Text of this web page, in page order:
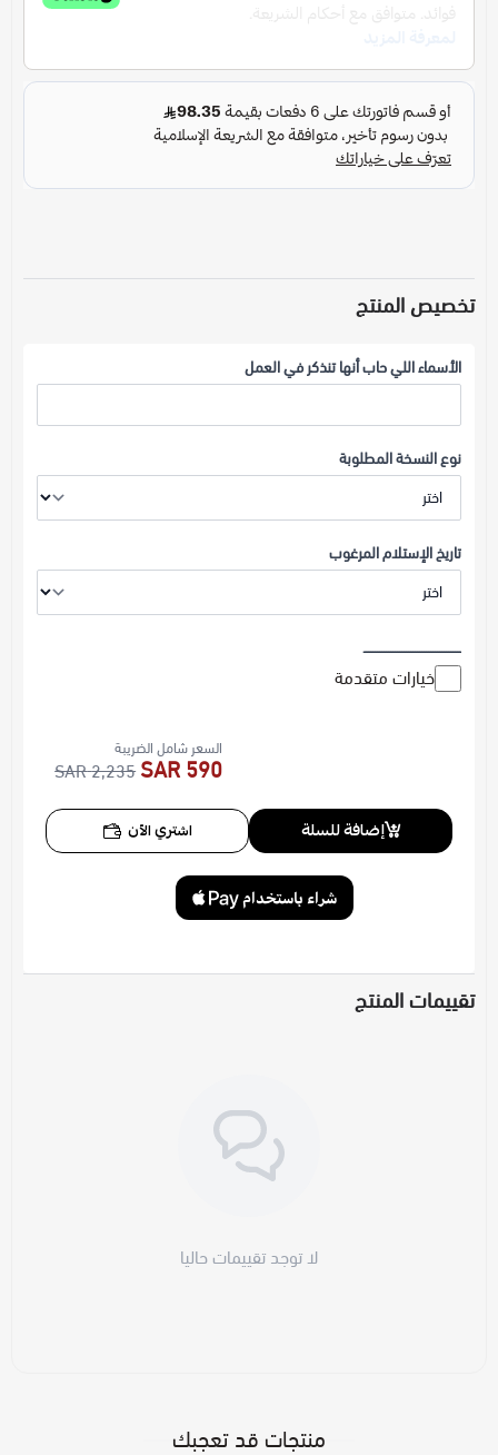
تخصيص المنتج
الأسماء اللي حاب أنها تنذكر في العمل
نوع النسخة المطلوبة
تاريخ الإستلام المرغوب
ــــــــــــــــــــــــــــــــــــــــــــ
خيارات متقدمة
السعر شامل الضريبة
590 SAR
2,235 SAR
إضافة للسلة اشتري الآن
تقييمات المنتج
لا توجد تقييمات حاليا
منتجات قد تعجبك